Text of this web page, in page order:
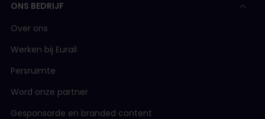
ONS BEDRIJF
Over ons
Werken bij Eurail
Persruimte
Word onze partner
Gesponsorde en branded content